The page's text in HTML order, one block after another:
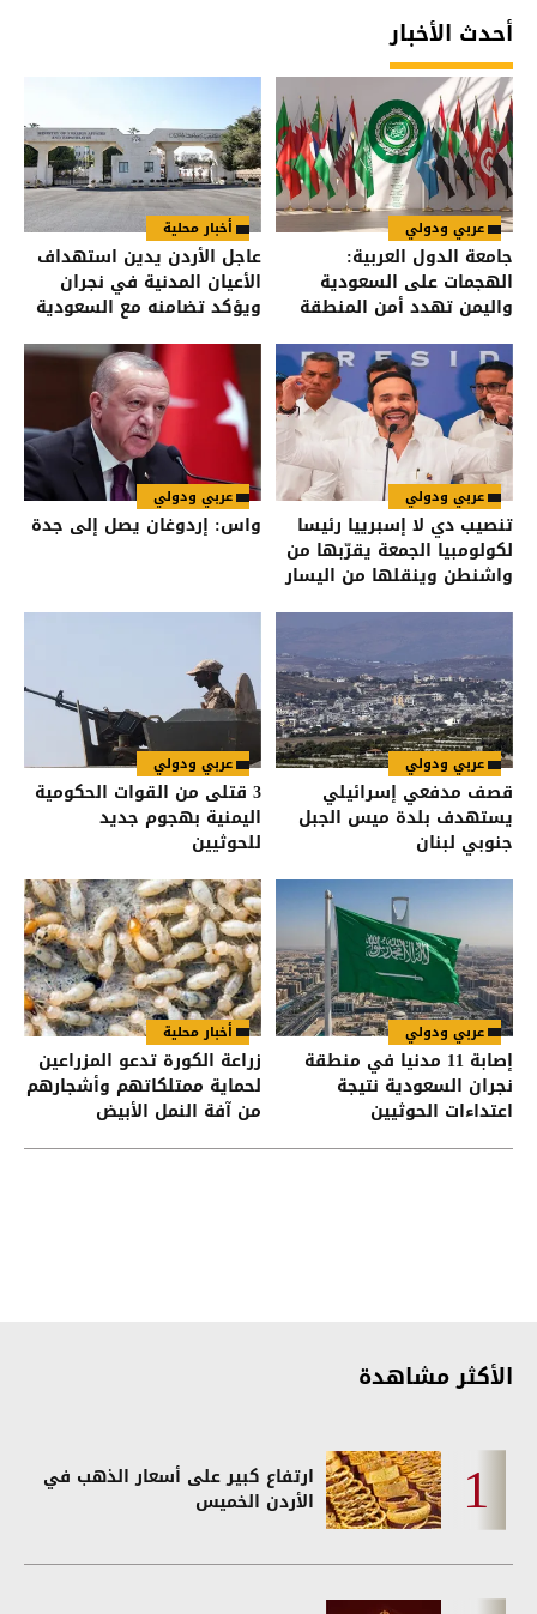
أحدث الأخبار
عربي ودولي
جامعة الدول العربية:
الهجمات على السعودية
واليمن تهدد أمن المنطقة
أخبار محلية
عاجل الأردن يدين استهداف
الأعيان المدنية في نجران
ويؤكد تضامنه مع السعودية
عربي ودولي
تنصيب دي لا إسبرييا رئيسا
لكولومبيا الجمعة يقرّبها من
واشنطن وينقلها من اليسار
عربي ودولي
واس: إردوغان يصل إلى جدة
عربي ودولي
قصف مدفعي إسرائيلي
يستهدف بلدة ميس الجبل
جنوبي لبنان
عربي ودولي
3 قتلى من القوات الحكومية
اليمنية بهجوم جديد
للحوثيين
عربي ودولي
إصابة 11 مدنيا في منطقة
نجران السعودية نتيجة
اعتداءات الحوثيين
أخبار محلية
زراعة الكورة تدعو المزراعين
لحماية ممتلكاتهم وأشجارهم
من آفة النمل الأبيض
الأكثر مشاهدة
ارتفاع كبير على أسعار الذهب في
الأردن الخميس